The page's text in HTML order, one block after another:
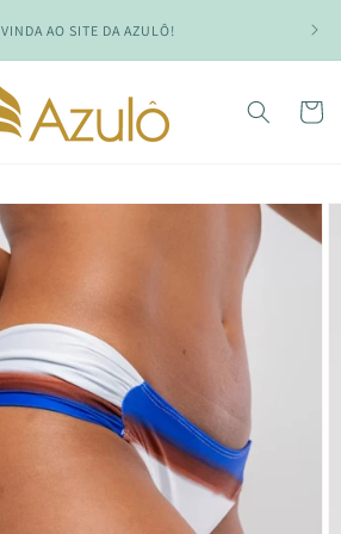
AO SITE DA AZULÔ!
NAS